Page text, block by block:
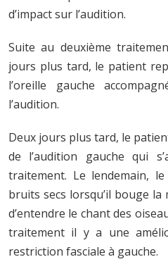
d’impact sur l’audition.
Suite au deuxième
jours plus tard, le patient
l’oreille gauche
l’audition.
Deux jours plus tard, le
de l’audition gauche qui
traitement. Le lendemain,
bruits secs lorsqu’il bouge la
d’entendre le chant des
traitement il y a une
restriction fasciale à gauche.